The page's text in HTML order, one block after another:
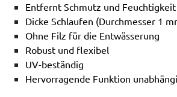
Entfernt Schmutz und
Dicke Schlaufen (Durchmesser 1
Ohne Filz für die Entwässerung
Robust und flexibel
UV-beständig
Hervorragende Funktion